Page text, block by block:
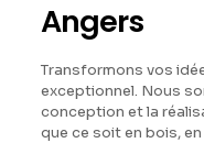
Angers
Transformons vos
exceptionnel. Nous
conception et la
que ce soit en bois,